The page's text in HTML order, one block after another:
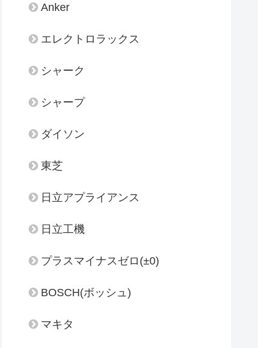
SV21 HEPA BU
Anker
エレクトロラックス
シャーク
シャープ
ダイソン
東芝
日立アプライアンス
日立工機
プラスマイナスゼロ(±0)
BOSCH(ボッシュ)
マキタ